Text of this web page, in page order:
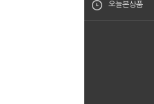
오늘본상품